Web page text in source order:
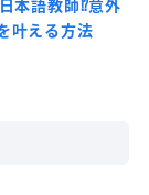
叶える方法